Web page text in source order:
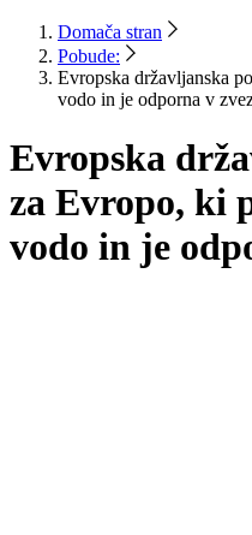
Domača stran
Pobude:
Evropska državljanska
vodo in je odporna v
Evropska
za Evropo, ki
vodo in je